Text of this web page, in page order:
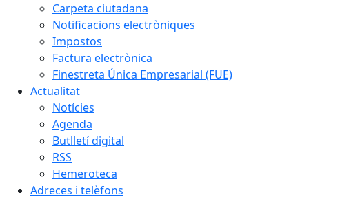
Carpeta ciutadana
Notificacions electròniques
Impostos
Factura electrònica
Finestreta Única Empresarial (FUE)
Actualitat
Notícies
Agenda
Butlletí digital
RSS
Hemeroteca
Adreces i telèfons